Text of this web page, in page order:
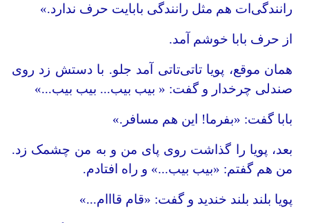
رانندگی‌ات هم مثل رانندگی بابایت حرف ندارد.»
از حرف بابا خوشم آمد.
همان موقع، پویا تاتی‌تاتی آمد جلو. با دستش زد روی
صندلی چرخدار و گفت: « بیب بیب... بیب بیب...»
بابا گفت: «بفرما! این هم مسافر.»
بعد، پویا را گذاشت روی پای من و به من چشمک زد.
من هم گفتم: «بیب بیب...» و راه افتادم.
پویا بلند بلند خندید و گفت: «قام قااام...»